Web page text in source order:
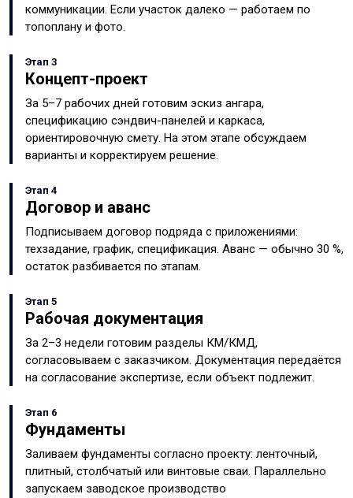
коммуникации. Если участок далеко — работаем по
топоплану и фото.
Этап 3
Концепт-проект
За 5–7 рабочих дней готовим эскиз ангара,
спецификацию сэндвич-панелей и каркаса,
ориентировочную смету. На этом этапе обсуждаем
варианты и корректируем решение.
Этап 4
Договор и аванс
Подписываем договор подряда с приложениями:
техзадание, график, спецификация. Аванс — обычно 30 %,
остаток разбивается по этапам.
Этап 5
Рабочая документация
За 2–3 недели готовим разделы КМ/КМД,
согласовываем с заказчиком. Документация передаётся
на согласование экспертизе, если объект подлежит.
Этап 6
Фундаменты
Заливаем фундаменты согласно проекту: ленточный,
плитный, столбчатый или винтовые сваи. Параллельно
запускаем заводское производство